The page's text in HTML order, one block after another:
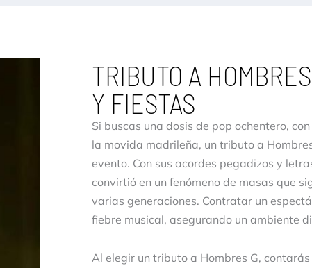
TRIBUTO A
Y FIESTAS
Si buscas una dosis de pop ochentero,
la movida madrileña, un tributo a
evento. Con sus acordes pegadizos y
convirtió en un fenómeno de masas que
varias generaciones. Contratar un
fiebre musical, asegurando un ambiente
Al elegir un tributo a Hombres G,